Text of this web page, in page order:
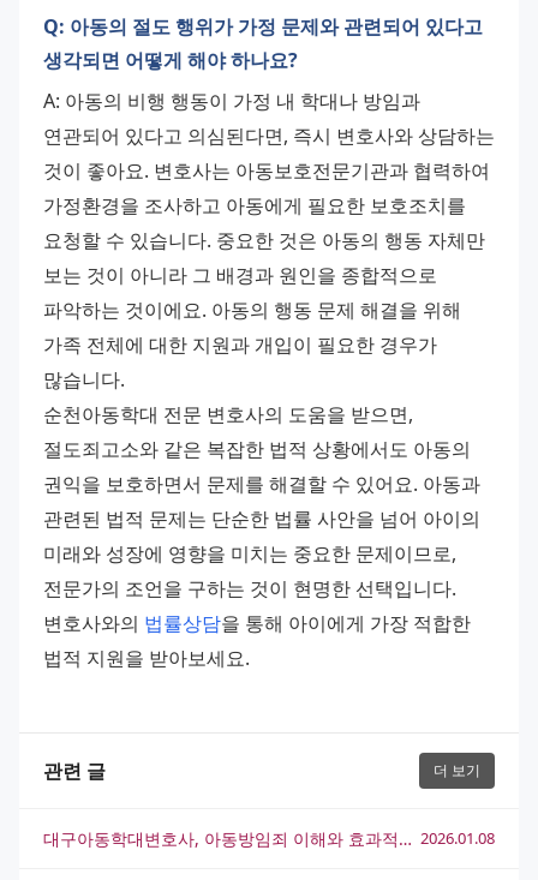
Q: 아동의 절도 행위가 가정 문제와 관련되어 있다고
생각되면 어떻게 해야 하나요?
A: 아동의 비행 행동이 가정 내 학대나 방임과
연관되어 있다고 의심된다면, 즉시 변호사와 상담하는
것이 좋아요. 변호사는 아동보호전문기관과 협력하여
가정환경을 조사하고 아동에게 필요한 보호조치를
요청할 수 있습니다. 중요한 것은 아동의 행동 자체만
보는 것이 아니라 그 배경과 원인을 종합적으로
파악하는 것이에요. 아동의 행동 문제 해결을 위해
가족 전체에 대한 지원과 개입이 필요한 경우가
많습니다.
순천아동학대 전문 변호사의 도움을 받으면,
절도죄고소와 같은 복잡한 법적 상황에서도 아동의
권익을 보호하면서 문제를 해결할 수 있어요. 아동과
관련된 법적 문제는 단순한 법률 사안을 넘어 아이의
미래와 성장에 영향을 미치는 중요한 문제이므로,
전문가의 조언을 구하는 것이 현명한 선택입니다.
변호사와의 법률상담을 통해 아이에게 가장 적합한
법적 지원을 받아보세요.
관련 글 더 보기
대구아동학대변호사, 아동방임죄 이해와 효과적인 법적 대응 전략 2026.01.08